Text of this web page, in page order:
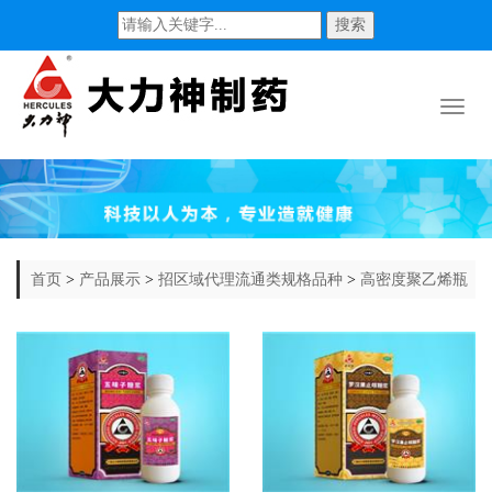
搜索
首页 > 产品展示 > 招区域代理流通类规格品种 > 高密度聚乙烯瓶